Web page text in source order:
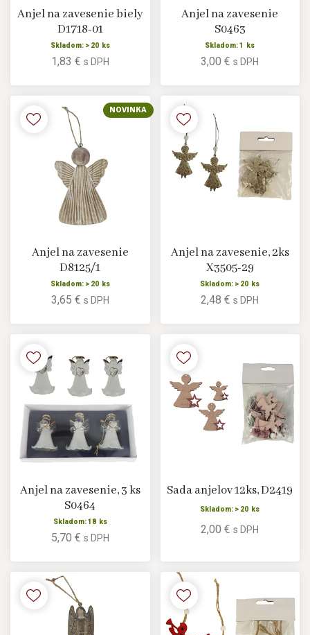
Anjel na zavesenie biely
D1718-01
Skladom: > 20 ks
1,83 € s DPH
Anjel na zavesenie
S0463
Skladom: 1 ks
3,00 €s DPH
NOVINKA
Anjel na zavesenie
D8125/1
Skladom: > 20 ks
3,65 € s DPH
Anjel na zavesenie, 2ks
X3505-29
Skladom: > 20 ks
2,48 €s DPH
Anjel na zavesenie, 3 ks
S0464
Skladom: 18 ks
5,70 € s DPH
Sada anjelov 12ks, D2419
Skladom: > 20 ks
2,00 €s DPH